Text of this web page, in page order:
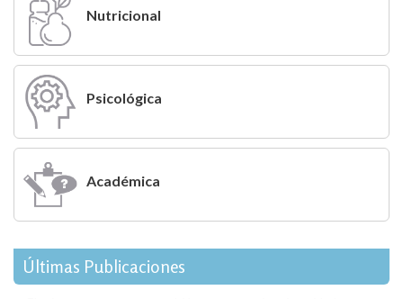
Nutricional
Psicológica
Académica
Últimas Publicaciones